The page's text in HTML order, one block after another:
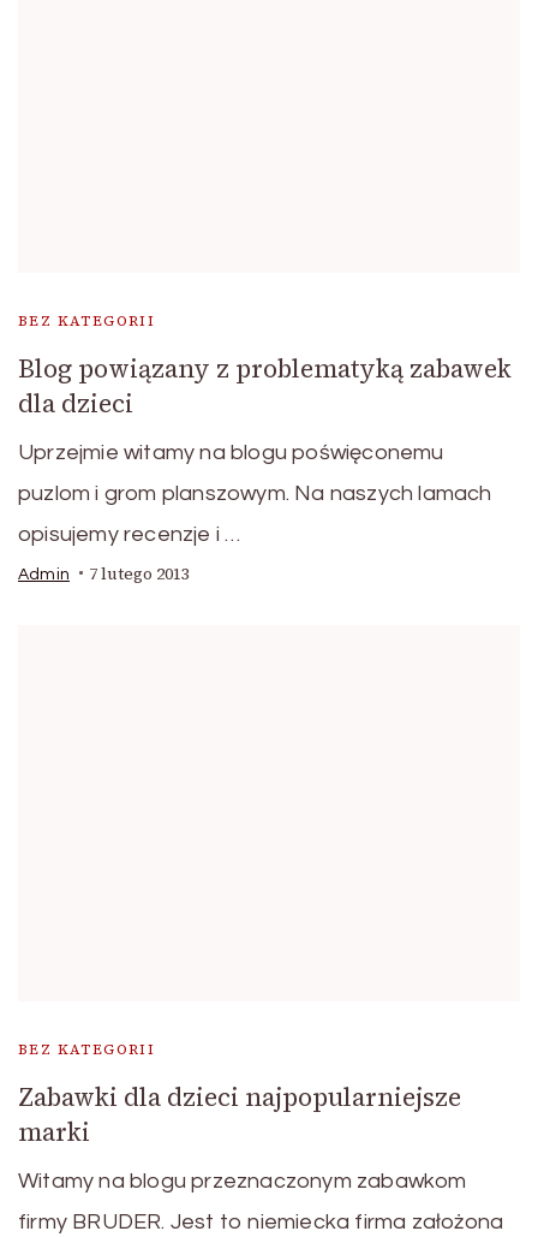
BEZ KATEGORII
Blog powiązany z problematyką zabawek
dla dzieci
Uprzejmie witamy na blogu poświęconemu
puzlom i grom planszowym. Na naszych lamach
opisujemy recenzje i …
Admin 7 lutego 2013
BEZ KATEGORII
Zabawki dla dzieci najpopularniejsze
marki
Witamy na blogu przeznaczonym zabawkom
firmy BRUDER. Jest to niemiecka firma założona